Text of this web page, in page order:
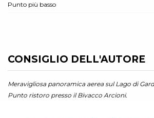
Punto più basso
CONSIGLIO DELL'AUTORE
Meravigliosa panoramica aerea sul Lago di
Punto ristoro presso il Bivacco Arcioni.